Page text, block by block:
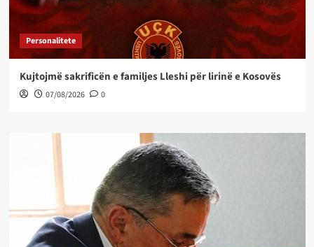
Personalitete
Kujtojmë sakrificën e familjes Lleshi për lirinë e Kosovës
07/08/2026 0